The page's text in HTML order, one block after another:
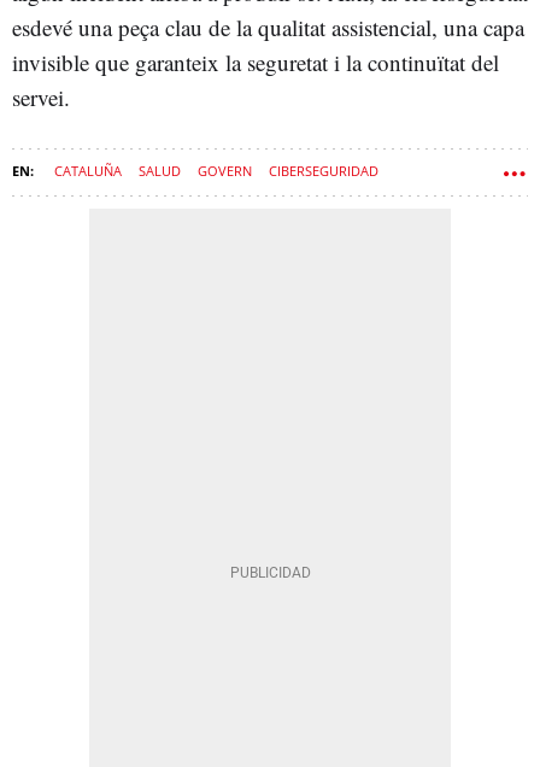
esdevé una peça clau de la qualitat assistencial, una capa
invisible que garanteix la seguretat i la continuïtat del
servei.
CATALUÑA SALUD GOVERN CIBERSEGURIDAD